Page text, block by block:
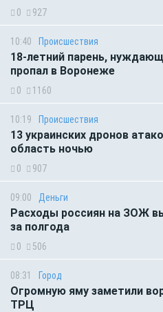
0 927
10:40 Происшествия
18-летний парень,
пропал в Воронеже
0 1160
10:19 Происшествия
13 украинских дронов
область ночью
0 907
09:00 Деньги
Расходы россиян на ЗОЖ
за полгода
0 506
08:31 Город
Огромную яму заметили
ТРЦ